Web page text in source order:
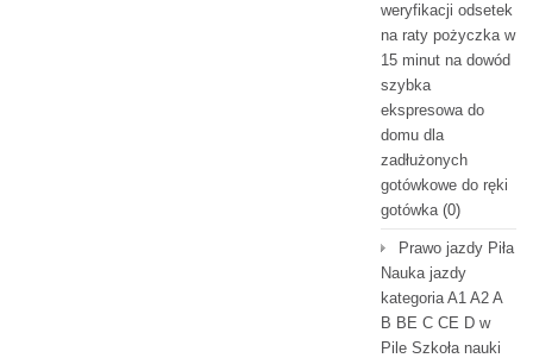
weryfikacji odsetek
na raty pożyczka w
15 minut na dowód
szybka
ekspresowa do
domu dla
zadłużonych
gotówkowe do ręki
gotówka(0)
Prawo jazdy Piła
Nauka jazdy
kategoria A1 A2 A
B BE C CE D‎ w
Pile Szkoła nauki